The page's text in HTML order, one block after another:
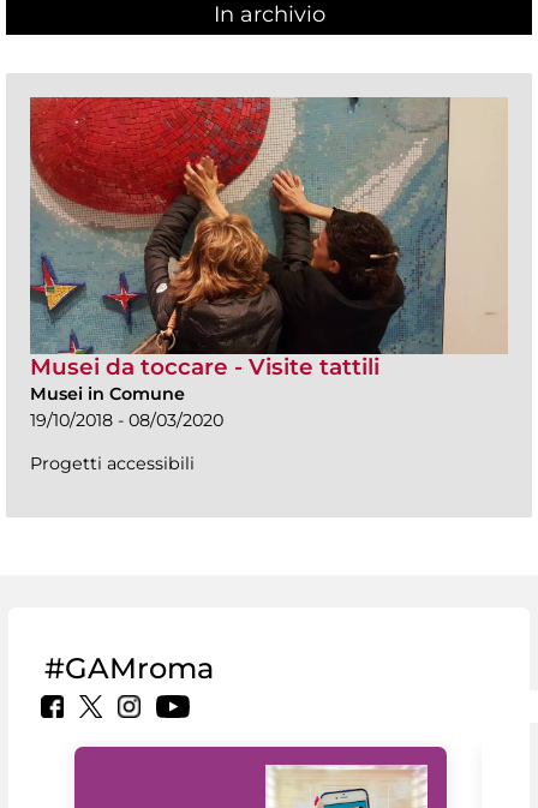
In archivio
Musei da toccare - Visite tattili
Musei in Comune
19/10/2018 - 08/03/2020
Progetti accessibili
#GAMroma